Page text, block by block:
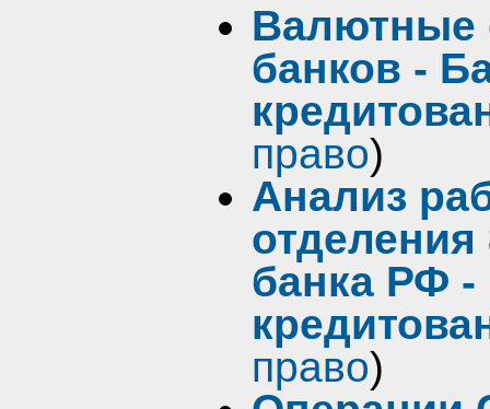
Валютные
банков -
право)
Анализ
отделения
банка РФ -
право)